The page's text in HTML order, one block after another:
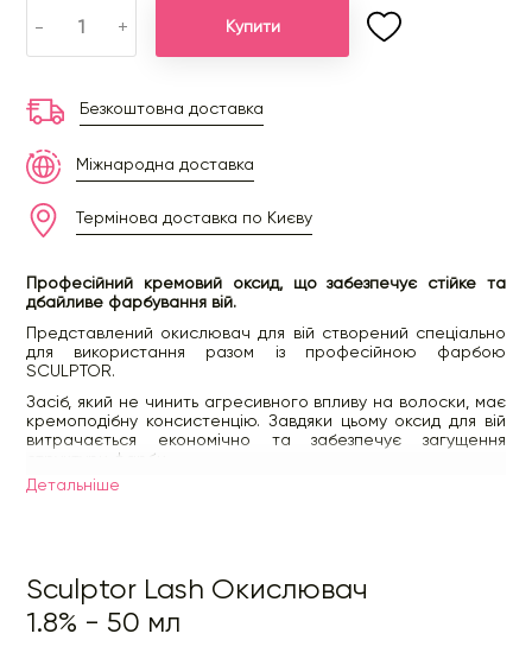
- + Купити
Безкоштовна доставка
Міжнародна доставка
Термінова доставка по Києву
Професійний кремовий оксид, що забезпечує стійке та
дбайливе фарбування вій.
Представлений окислювач для вій створений спеціально
для використання разом із професійною фарбою
SCULPTOR.
Засіб, який не чинить агресивного впливу на волоски, має
кремоподібну консистенцію. Завдяки цьому оксид для вій
витрачається економічно та забезпечує загущення
структури фарби.
До складу окислювача входить перекис водню (1.8%). Цей
Завдяки герметичній упаковці стабільність хімічних сполук
засобу зберігається надовго. Окислювач фарби для вій
пропонується в зручному флаконі об'ємом 50 мл.
Детальнiше
Sculptor Lash Окислювач
1.8% - 50 мл